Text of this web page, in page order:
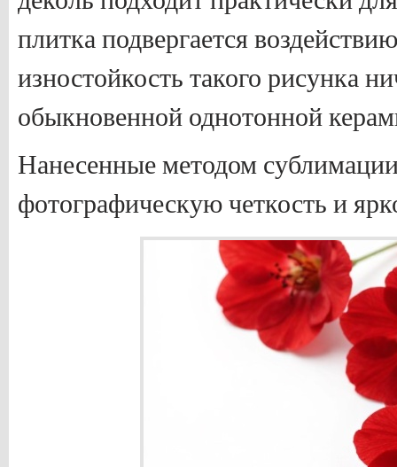
плитка подвергается
изностойкость такого рисунка
обыкновенной однотонной
Нанесенные методом
фотографическую четкость и